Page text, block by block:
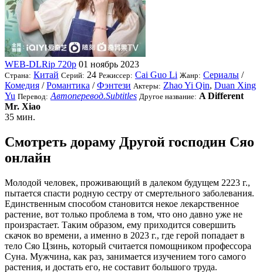
WEB-DLRip 720p 01 ноябрь 2023
Страна: Китай Серий: 24 Режиссер: Cai Guo Li Жанр: Сериалы /
Комедия /Романтика /Фэнтези Актеры: Zhao Yi Qin, Duan Xing
Yu Перевод: Автоперевод.Subtitles Другое название: A Different
Mr. Xiao
35 мин.
Смотреть дораму Другой господин Сяо
онлайн
Молодой человек, проживающий в далеком будущем 2223 г.,
пытается спасти родную сестру от смертельного заболевания.
Единственным способом становится некое лекарственное
растение, вот только проблема в том, что оно давно уже не
произрастает. Таким образом, ему приходится совершить
скачок во времени, а именно в 2023 г., где герой попадает в
тело Сяо Цзинь, который считается помощником профессора
Суна. Мужчина, как раз, занимается изучением того самого
растения, и достать его, не составит большого труда.